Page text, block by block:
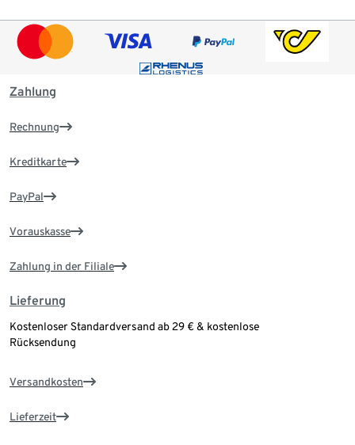
Zahlung
Rechnung
Kreditkarte
PayPal
Vorauskasse
Zahlung in der Filiale
Lieferung
Kostenloser Standardversand ab 29 € & kostenlose
Rücksendung
Versandkosten
Lieferzeit